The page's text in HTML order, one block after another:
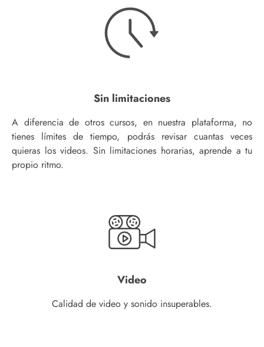
Sin limitaciones
A diferencia de otros cursos, en nuestra plataforma, no
tienes límites de tiempo, podrás revisar cuantas veces
quieras los videos. Sin limitaciones horarias, aprende a tu
propio ritmo.
Video
Calidad de video y sonido insuperables.